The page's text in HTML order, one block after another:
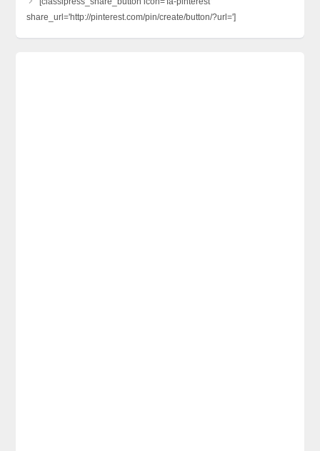
share_url='http://pinterest.com/pin/create/button/?url=']